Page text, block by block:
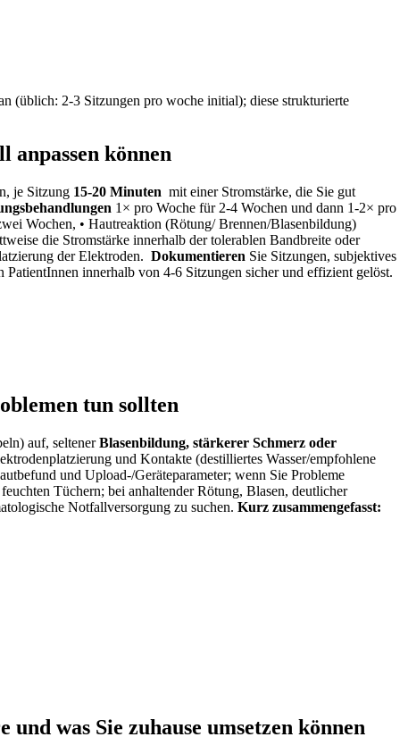
⁣(üblich: ​2-3 Sitzungen⁣ pro woche ​initial); diese strukturierte
anpassen können
je‍ Sitzung 15-20 Minuten ⁣ mit ‌einer Stromstärke, die​ Sie gut
1× ‌pro ‍Woche für ‍2-4 Wochen​ und‍ dann 1-2× pro
Wochen, •​ Hautreaktion (Rötung/ Brennen/Blasenbildung)
die Stromstärke innerhalb der tolerablen Bandbreite oder
der ⁣Elektroden.
Dokumentieren ⁣Sie⁢ Sitzungen, subjektives
innerhalb von 4-6 Sitzungen sicher und effizient gelöst.
tun sollten
auf, seltenerBlasenbildung, stärkerer Schmerz‍ oder
​und Kontakte⁣ (destilliertes Wasser/empfohlene
und Upload-/Geräteparameter; wenn Sie Probleme
Tüchern; bei anhaltender ​Rötung, Blasen, deutlicher
Notfallversorgung‌ zu suchen. Kurz zusammengefasst:
was Sie zuhause umsetzen können